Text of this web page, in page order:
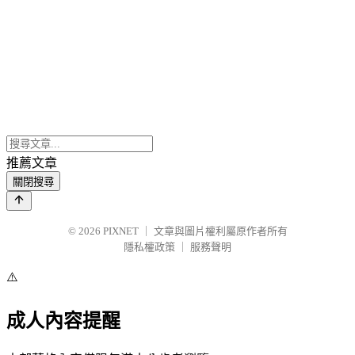
推薦文章
關閉搜尋
© 2026 PIXNET
文章與圖片權利屬原作者所有
隱私權政策
服務聲明
⚠️
成人內容提醒